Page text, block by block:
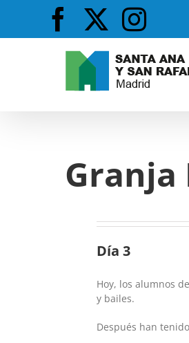
contenido
Facebook
X
Granja
Día 3
Hoy, los alumnos
y bailes.
Después han